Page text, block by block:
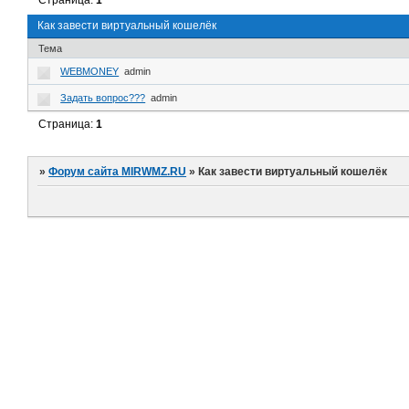
Как завести виртуальный кошелёк
Тема
WEBMONEY admin
Задать вопрос??? admin
Страница:1
»Форум сайта MIRWMZ.RU » Как завести виртуальный кошелёк